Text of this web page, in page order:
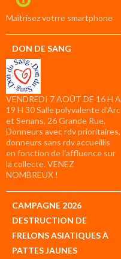
compte
Maîtrisez votrre smartphone
DON DE SANG
VENDREDI 7 AOÛT DE 16 H A
19 H 30 Salle polyvalente d’Arc
et Senans, 26 Grande Rue.
Donneurs avec rdv prioritaires,
donneurs sans rdv accueillis
en fonction de l’affluence sur
la collecte. VENEZ
NOMBREUX !
CAMPAGNE 2026
DESTRUCTION DE
FRELONS ASIATIQUES À
PATTES JAUNES